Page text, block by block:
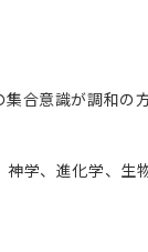
合意識が調和
学、進化学、